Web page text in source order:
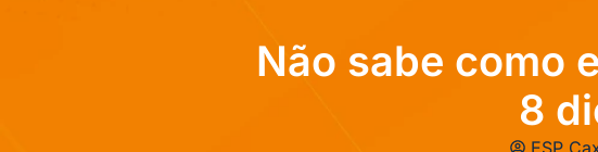
Não sabe como
8
ESP